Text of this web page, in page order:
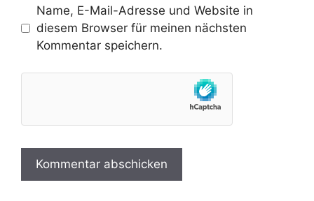
Name, E-Mail-Adresse und Website in
diesem Browser für meinen nächsten
Kommentar speichern.